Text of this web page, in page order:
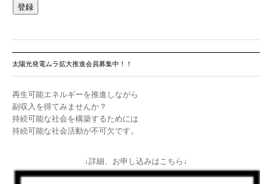
太陽光発電ムラ拡大推進会員募集中！！
再生可能エネルギーを推進しながら
副収入を得てみませんか？
持続可能な社会を構築するためには
持続可能な社会活動が不可欠です。
↓詳細、お申し込みはこちら↓